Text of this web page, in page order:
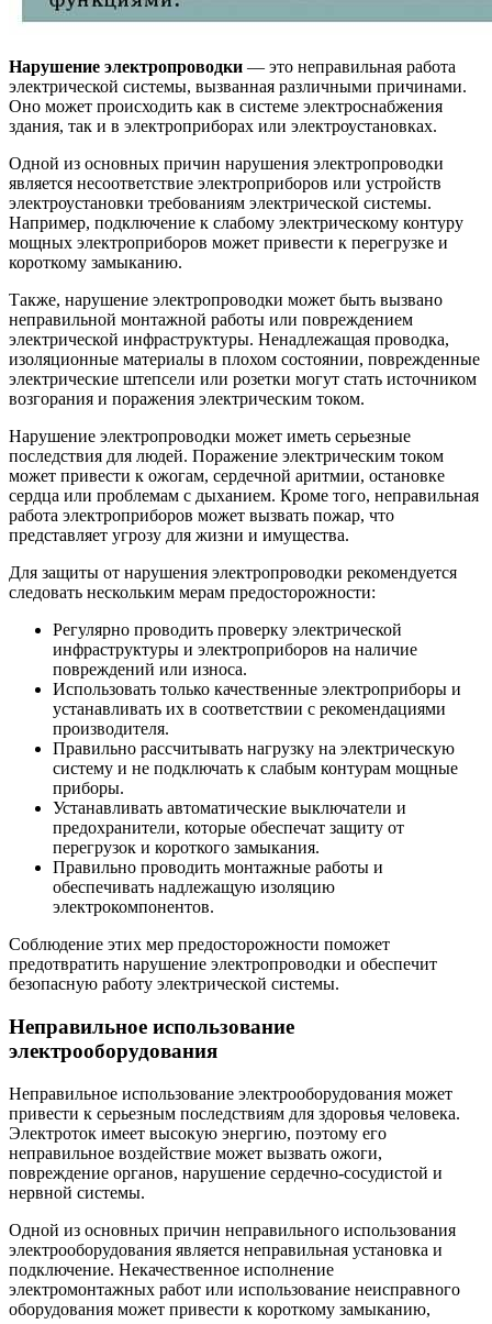
Нарушение электропроводки — это неправильная работа
электрической системы, вызванная различными причинами.
Оно может происходить как в системе электроснабжения
здания, так и в электроприборах или электроустановках.
Одной из основных причин нарушения электропроводки
является несоответствие электроприборов или устройств
электроустановки требованиям электрической системы.
Например, подключение к слабому электрическому контуру
мощных электроприборов может привести к перегрузке и
короткому замыканию.
Также, нарушение электропроводки может быть вызвано
неправильной монтажной работы или повреждением
электрической инфраструктуры. Ненадлежащая проводка,
изоляционные материалы в плохом состоянии, поврежденные
электрические штепсели или розетки могут стать источником
возгорания и поражения электрическим током.
Нарушение электропроводки может иметь серьезные
последствия для людей. Поражение электрическим током
может привести к ожогам, сердечной аритмии, остановке
сердца или проблемам с дыханием. Кроме того, неправильная
работа электроприборов может вызвать пожар, что
представляет угрозу для жизни и имущества.
Для защиты от нарушения электропроводки рекомендуется
следовать нескольким мерам предосторожности:
Регулярно проводить проверку электрической
инфраструктуры и электроприборов на наличие
повреждений или износа.
Использовать только качественные электроприборы и
устанавливать их в соответствии с рекомендациями
производителя.
Правильно рассчитывать нагрузку на электрическую
систему и не подключать к слабым контурам мощные
приборы.
Устанавливать автоматические выключатели и
предохранители, которые обеспечат защиту от
перегрузок и короткого замыкания.
Правильно проводить монтажные работы и
обеспечивать надлежащую изоляцию
электрокомпонентов.
Соблюдение этих мер предосторожности поможет
предотвратить нарушение электропроводки и обеспечит
безопасную работу электрической системы.
Неправильное использование
электрооборудования
Неправильное использование электрооборудования может
привести к серьезным последствиям для здоровья человека.
Электроток имеет высокую энергию, поэтому его
неправильное воздействие может вызвать ожоги,
повреждение органов, нарушение сердечно-сосудистой и
нервной системы.
Одной из основных причин неправильного использования
электрооборудования является неправильная установка и
подключение. Некачественное исполнение
электромонтажных работ или использование неисправного
оборудования может привести к короткому замыканию,